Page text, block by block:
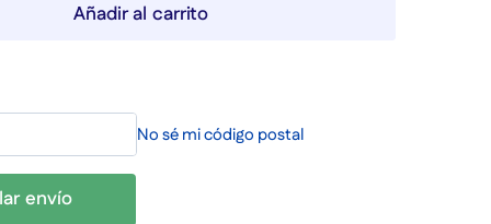
Añadir al carrito
No sé mi código postal
envío